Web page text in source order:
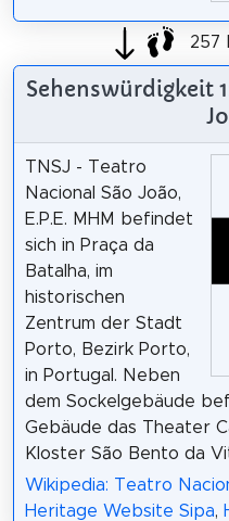
257
Sehenswürdigkeit
TNSJ - Teatro
Nacional São João,
E.P.E. MHM befindet
sich in Praça da
Batalha, im
historischen
Zentrum der Stadt
Porto, Bezirk Porto,
in Portugal. Neben
dem Sockelgebäude
Gebäude das Theater
Kloster São Bento da
Wikipedia: Teatro
Heritage Website Sipa,